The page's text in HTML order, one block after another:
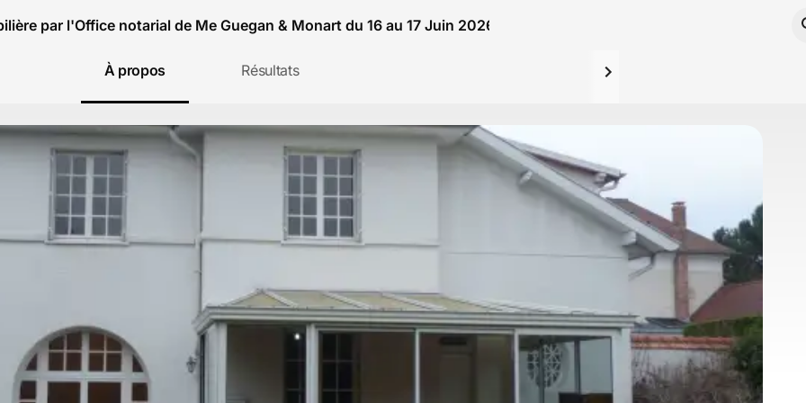
par l'Office notarial de Me Guegan & Monart du 16 au 17 Juin 2026
À propos Résultats